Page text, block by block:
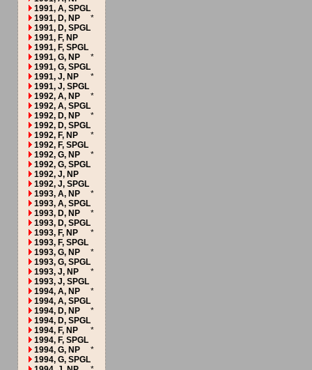
1991, A, SPGL
1991, D, NP
*
1991, D, SPGL
1991, F, NP
1991, F, SPGL
1991, G, NP
*
1991, G, SPGL
1991, J, NP
*
1991, J, SPGL
1992, A, NP
*
1992, A, SPGL
1992, D, NP
*
1992, D, SPGL
1992, F, NP
*
1992, F, SPGL
1992, G, NP
*
1992, G, SPGL
1992, J, NP
1992, J, SPGL
1993, A, NP
*
1993, A, SPGL
1993, D, NP
*
1993, D, SPGL
1993, F, NP
*
1993, F, SPGL
1993, G, NP
*
1993, G, SPGL
1993, J, NP
*
1993, J, SPGL
1994, A, NP
*
1994, A, SPGL
1994, D, NP
*
1994, D, SPGL
1994, F, NP
*
1994, F, SPGL
1994, G, NP
*
1994, G, SPGL